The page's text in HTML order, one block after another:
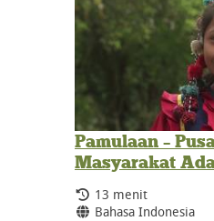
Pamulaan –
Masyarakat
Durasi:
13 menit
Bahasa:
Bahasa Indonesia